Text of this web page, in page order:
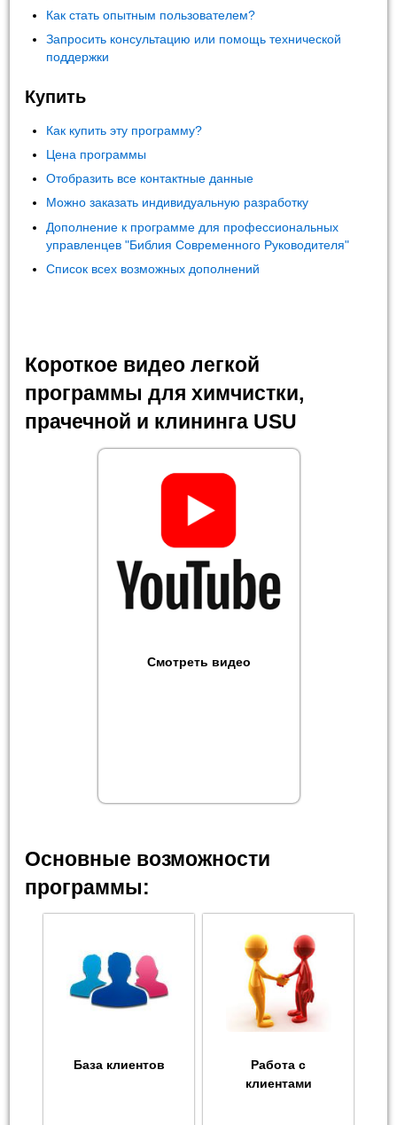
Как стать опытным пользователем?
Запросить консультацию или помощь технической
поддержки
Купить
Как купить эту программу?
Цена программы
Отобразить все контактные данные
Можно заказать индивидуальную разработку
Дополнение к программе для профессиональных
управленцев "Библия Современного Руководителя"
Список всех возможных дополнений
Короткое видео легкой
программы для химчистки,
прачечной и клининга USU
Смотреть видео
Основные возможности
программы:
База клиентов
Работа с
клиентами